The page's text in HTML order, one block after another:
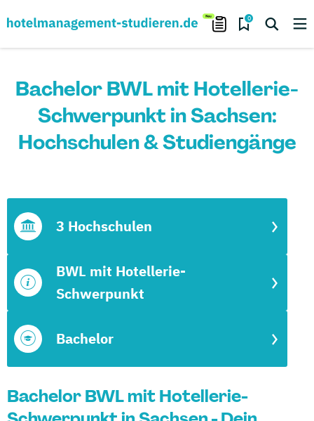
0
Bachelor BWL mit Hotellerie-
Schwerpunkt in Sachsen:
Hochschulen & Studiengänge
Bachelor
BWL mit Hotellerie-
Schwerpunkt
3 Hochschulen
Bachelor BWL mit Hotellerie-